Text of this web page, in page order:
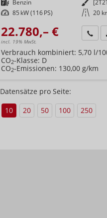
Kraftstoff Benzin Außenfarbe
Leistung 85 kW (116 PS) Kilometerstand 20
22.780,– €
incl. 19% MwSt.
Wir
Verbrauch kombiniert: 5,70 l/
CO2-Klasse: D
CO2-Emissionen: 130,00 g/km
Datensätze pro Seite:
10
20 50 100 250